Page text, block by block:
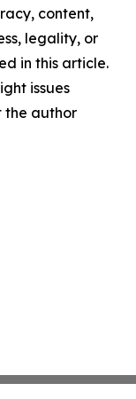
content,
legality, or
in this article.
issues
the author